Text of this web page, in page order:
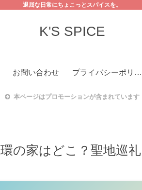
退屈な日常にちょこっとスパイスを。
K'S SPICE
お問い合わせ プライバシーポリシー
本ページはプロモーションが含まれています
の家はどこ？聖地巡